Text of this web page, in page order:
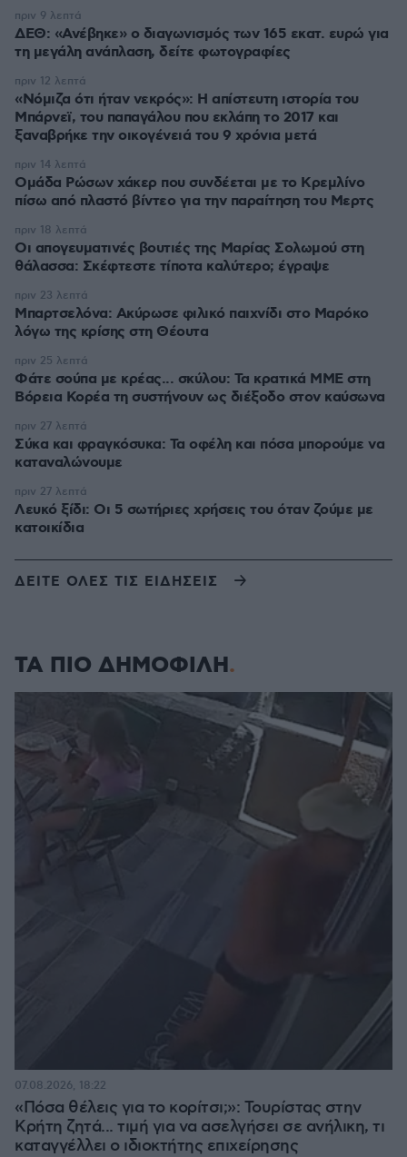
ΔΕΘ: «Ανέβηκε» ο διαγωνισμός των 165 εκατ. ευρώ για
τη μεγάλη ανάπλαση, δείτε φωτογραφίες
πριν 9 λεπτά
«Νόμιζα ότι ήταν νεκρός»: Η απίστευτη ιστορία του
Μπάρνεϊ, του παπαγάλου που εκλάπη το 2017 και
ξαναβρήκε την οικογένειά του 9 χρόνια μετά
πριν 12 λεπτά
Ομάδα Ρώσων χάκερ που συνδέεται με το Κρεμλίνο
πίσω από πλαστό βίντεο για την παραίτηση του Μερτς
πριν 14 λεπτά
Οι απογευματινές βουτιές της Μαρίας Σολωμού στη
θάλασσα: Σκέφτεστε τίποτα καλύτερο; έγραψε
πριν 18 λεπτά
Μπαρτσελόνα: Ακύρωσε φιλικό παιχνίδι στο Μαρόκο
λόγω της κρίσης στη Θέουτα
πριν 23 λεπτά
Φάτε σούπα με κρέας... σκύλου: Τα κρατικά ΜΜΕ στη
Βόρεια Κορέα τη συστήνουν ως διέξοδο στον καύσωνα
πριν 25 λεπτά
Σύκα και φραγκόσυκα: Τα οφέλη και πόσα μπορούμε να
καταναλώνουμε
πριν 27 λεπτά
Λευκό ξίδι: Οι 5 σωτήριες χρήσεις του όταν ζούμε με
κατοικίδια
πριν 27 λεπτά
ΔΕΙΤΕ ΟΛΕΣ ΤΙΣ ΕΙΔΗΣΕΙΣ
ΤΑ ΠΙΟ ΔΗΜΟΦΙΛΗ
«Πόσα θέλεις για το κορίτσι;»: Τουρίστας στην
Κρήτη ζητά... τιμή για να ασελγήσει σε ανήλικη, τι
καταγγέλλει ο ιδιοκτήτης επιχείρησης
07.08.2026, 18:22